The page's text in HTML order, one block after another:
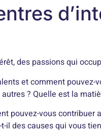
des passions qui
et comment pouvez-
? Quelle est la
pouvez-vous contribuer
il des causes qui vous